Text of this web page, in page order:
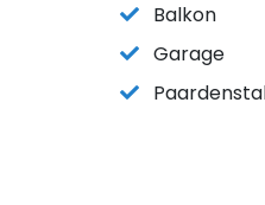
Balkon
Garage